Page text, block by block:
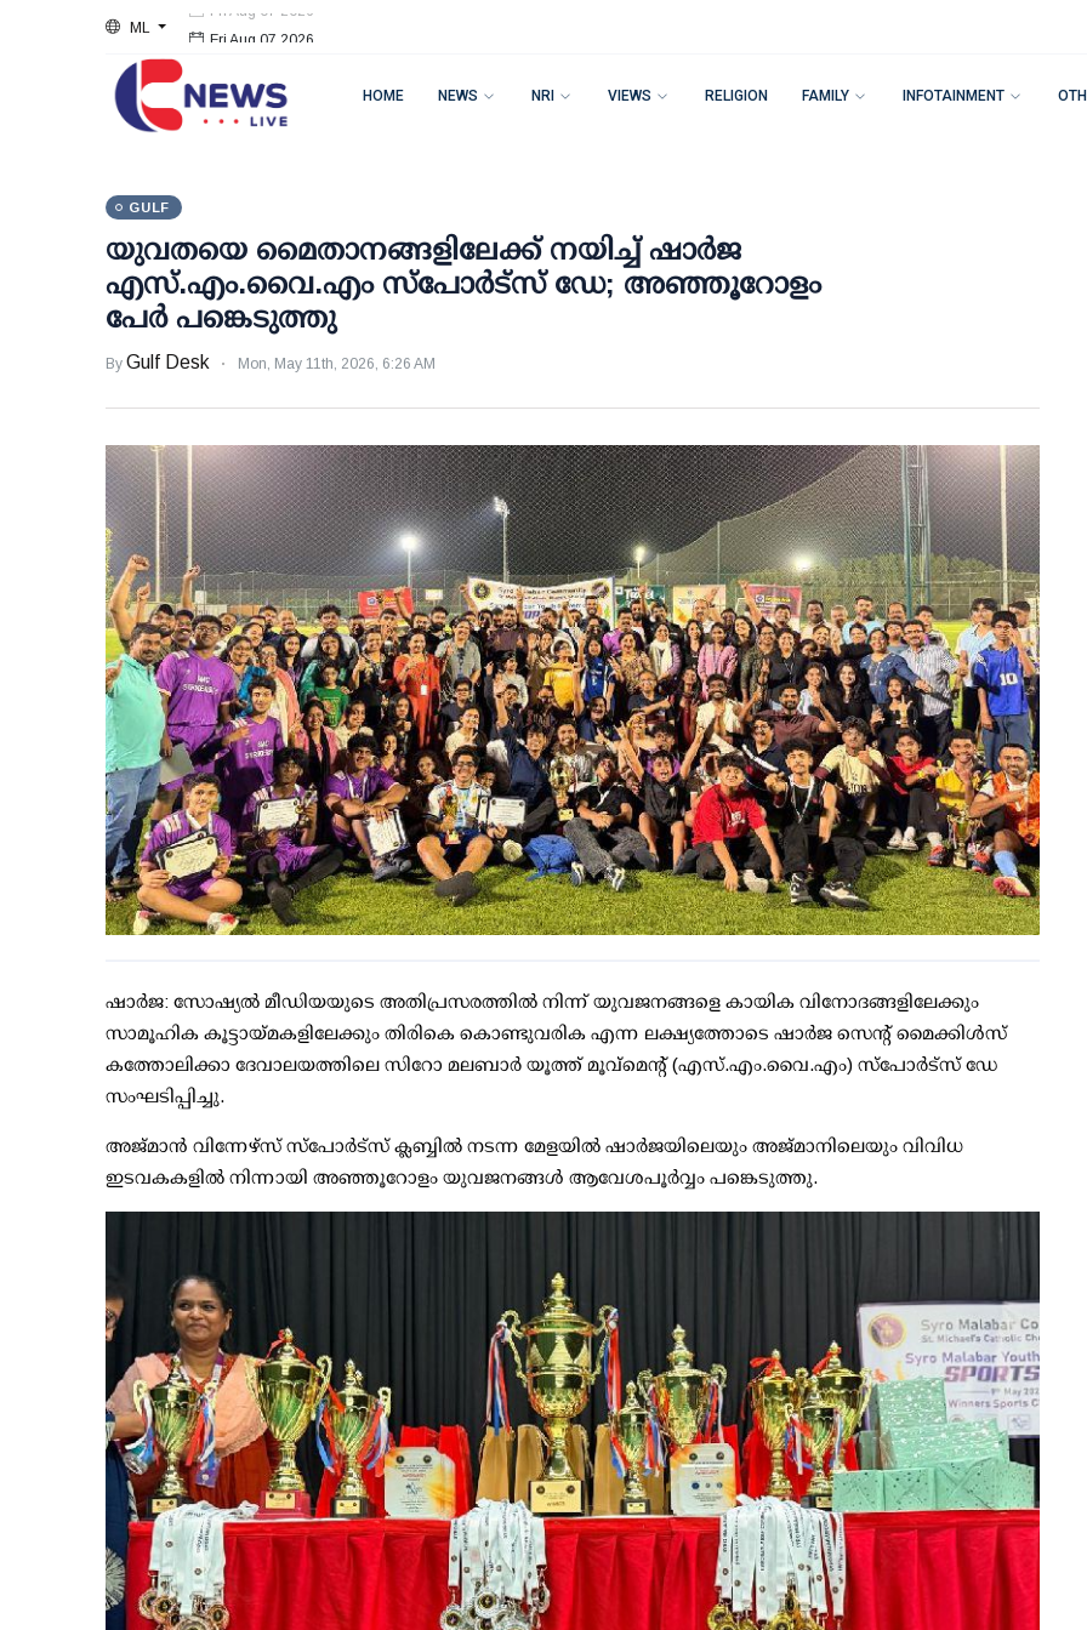
ML
HOME NEWS NRI VIEWS RELIGION FAMILY INFOTAINMENT
GULF
യുവതയെ മൈതാനങ്ങളിലേക്ക് നയിച്ച് ഷാർജ
എസ്.എം.വൈ.എം സ്പോർട്സ് ഡേ; അഞ്ഞൂറോളം
പേർ പങ്കെടുത്തു
By Gulf Desk Mon, May 11th, 2026, 6:26 AM
ഷാർജ: സോഷ്യൽ മീഡിയയുടെ അതിപ്രസരത്തിൽ നിന്ന് യുവജനങ്ങളെ കായിക വിനോദങ്ങളിലേക്കും
സാമൂഹിക കൂട്ടായ്മകളിലേക്കും തിരികെ കൊണ്ടുവരിക എന്ന ലക്ഷ്യത്തോടെ ഷാർജ സെന്റ് മൈക്കിൾസ്
കത്തോലിക്കാ ദേവാലയത്തിലെ സിറോ മലബാർ യൂത്ത് മൂവ്‌മെന്റ് (എസ്.എം.വൈ.എം) സ്പോർട്സ് ഡേ
സംഘടിപ്പിച്ചു.
അജ്‌മാൻ വിന്നേഴ്സ് സ്പോർട്സ് ക്ലബ്ബിൽ നടന്ന മേളയിൽ ഷാർജയിലെയും അജ്‌മാനിലെയും വിവിധ
ഇടവകകളിൽ നിന്നായി അഞ്ഞൂറോളം യുവജനങ്ങൾ ആവേശപൂർവ്വം പങ്കെടുത്തു.